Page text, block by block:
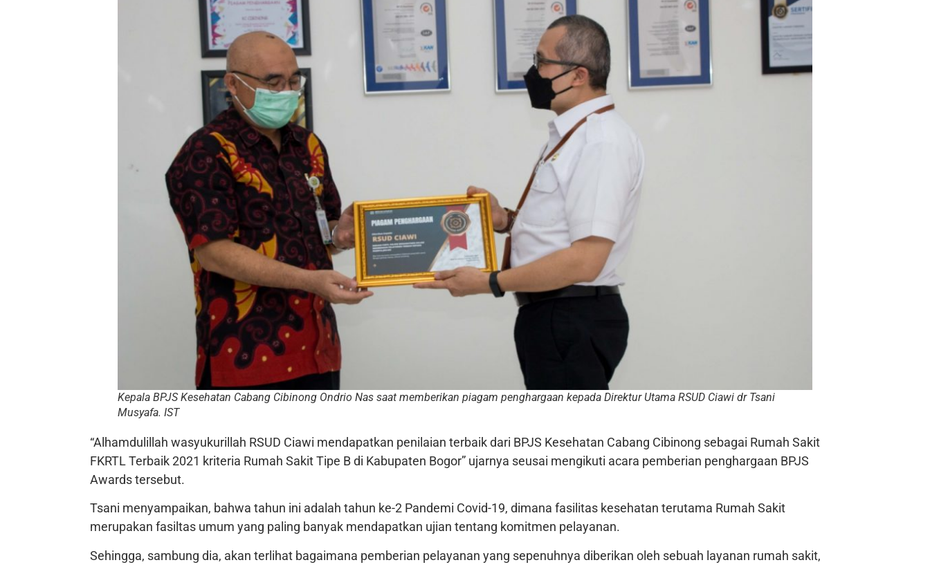
Kepala BPJS Kesehatan Cabang Cibinong Ondrio Nas saat memberikan piagam penghargaan kepada Direktur Utama RSUD Ciawi dr Tsani
Musyafa. IST
“Alhamdulillah wasyukurillah RSUD Ciawi mendapatkan penilaian terbaik dari BPJS Kesehatan Cabang Cibinong sebagai Rumah Sakit
FKRTL Terbaik 2021 kriteria Rumah Sakit Tipe B di Kabupaten Bogor” ujarnya seusai mengikuti acara pemberian penghargaan BPJS
Awards tersebut.
Tsani menyampaikan, bahwa tahun ini adalah tahun ke-2 Pandemi Covid-19, dimana fasilitas kesehatan terutama Rumah Sakit
merupakan fasiltas umum yang paling banyak mendapatkan ujian tentang komitmen pelayanan.
Sehingga, sambung dia, akan terlihat bagaimana pemberian pelayanan yang sepenuhnya diberikan oleh sebuah layanan rumah sakit,